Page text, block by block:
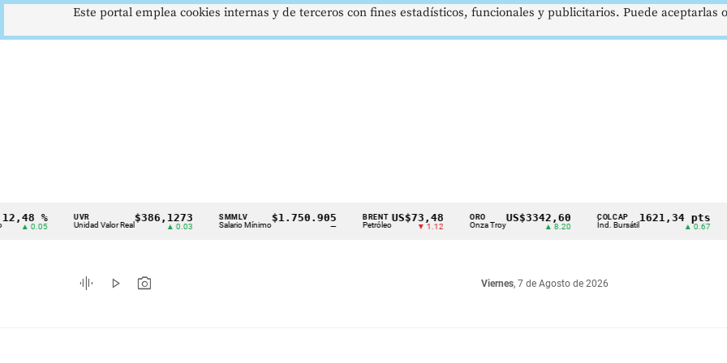
Cintillo
indicadores
económicos
UVR
Unidad Valor Real
$386,1273
▲ 0.03
SMMLV
Salario Mínimo
$1.750.905 BRENT
Petróleo
US$73,48
▼ 1.12
ORO
Onza Troy
US$3342,60 COLCAP
Índ. Bursátil
1621,34 pts USD/
Dólar
graphic_eq play_arrow photo_camera Viernes, 7 de Agosto de 2026
Este portal emplea cookies internas y de terceros con fines estadísticos, funcionales y publicitarios. Puede aceptarlas